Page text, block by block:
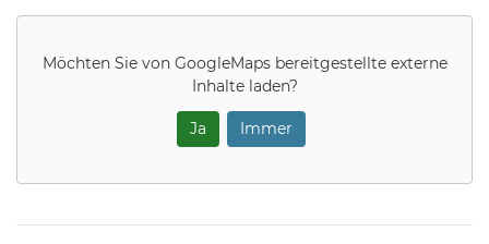
Möchten Sie von GoogleMapsbereitgestellte externe
Inhalte laden?
Ja Immer